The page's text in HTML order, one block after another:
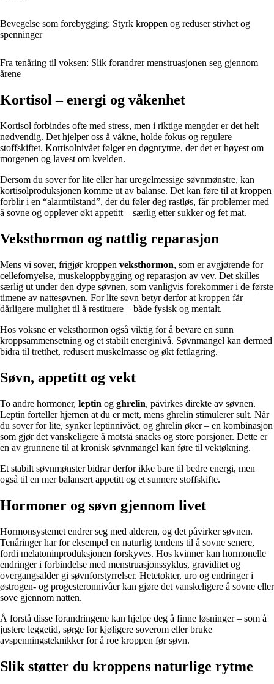
Bevegelse som forebygging: Styrk kroppen og reduser stivhet og
spenninger
Fra tenåring til voksen: Slik forandrer menstruasjonen seg gjennom
årene
Kortisol – energi og våkenhet
Kortisol forbindes ofte med stress, men i riktige mengder er det helt
nødvendig. Det hjelper oss å våkne, holde fokus og regulere
stoffskiftet. Kortisolnivået følger en døgnrytme, der det er høyest om
morgenen og lavest om kvelden.
Dersom du sover for lite eller har uregelmessige søvnmønstre, kan
kortisolproduksjonen komme ut av balanse. Det kan føre til at kroppen
forblir i en “alarmtilstand”, der du føler deg rastløs, får problemer med
å sovne og opplever økt appetitt – særlig etter sukker og fet mat.
Veksthormon og nattlig reparasjon
Mens vi sover, frigjør kroppen veksthormon, som er avgjørende for
cellefornyelse, muskeloppbygging og reparasjon av vev. Det skilles
særlig ut under den dype søvnen, som vanligvis forekommer i de første
timene av nattesøvnen. For lite søvn betyr derfor at kroppen får
dårligere mulighet til å restituere – både fysisk og mentalt.
Hos voksne er veksthormon også viktig for å bevare en sunn
kroppsammensetning og et stabilt energinivå. Søvnmangel kan dermed
bidra til tretthet, redusert muskelmasse og økt fettlagring.
Søvn, appetitt og vekt
To andre hormoner, leptin og ghrelin, påvirkes direkte av søvnen.
Leptin forteller hjernen at du er mett, mens ghrelin stimulerer sult. Når
du sover for lite, synker leptinnivået, og ghrelin øker – en kombinasjon
som gjør det vanskeligere å motstå snacks og store porsjoner. Dette er
en av grunnene til at kronisk søvnmangel kan føre til vektøkning.
Et stabilt søvnmønster bidrar derfor ikke bare til bedre energi, men
også til en mer balansert appetitt og et sunnere stoffskifte.
Hormoner og søvn gjennom livet
Hormonsystemet endrer seg med alderen, og det påvirker søvnen.
Tenåringer har for eksempel en naturlig tendens til å sovne senere,
fordi melatoninproduksjonen forskyves. Hos kvinner kan hormonelle
endringer i forbindelse med menstruasjonssyklus, graviditet og
overgangsalder gi søvnforstyrrelser. Hetetokter, uro og endringer i
østrogen- og progesteronnivåer kan gjøre det vanskeligere å sovne eller
sove gjennom natten.
Å forstå disse forandringene kan hjelpe deg å finne løsninger – som å
justere leggetid, sørge for kjøligere soverom eller bruke
avspenningsteknikker for å roe kroppen før søvn.
Slik støtter du kroppens naturlige rytme